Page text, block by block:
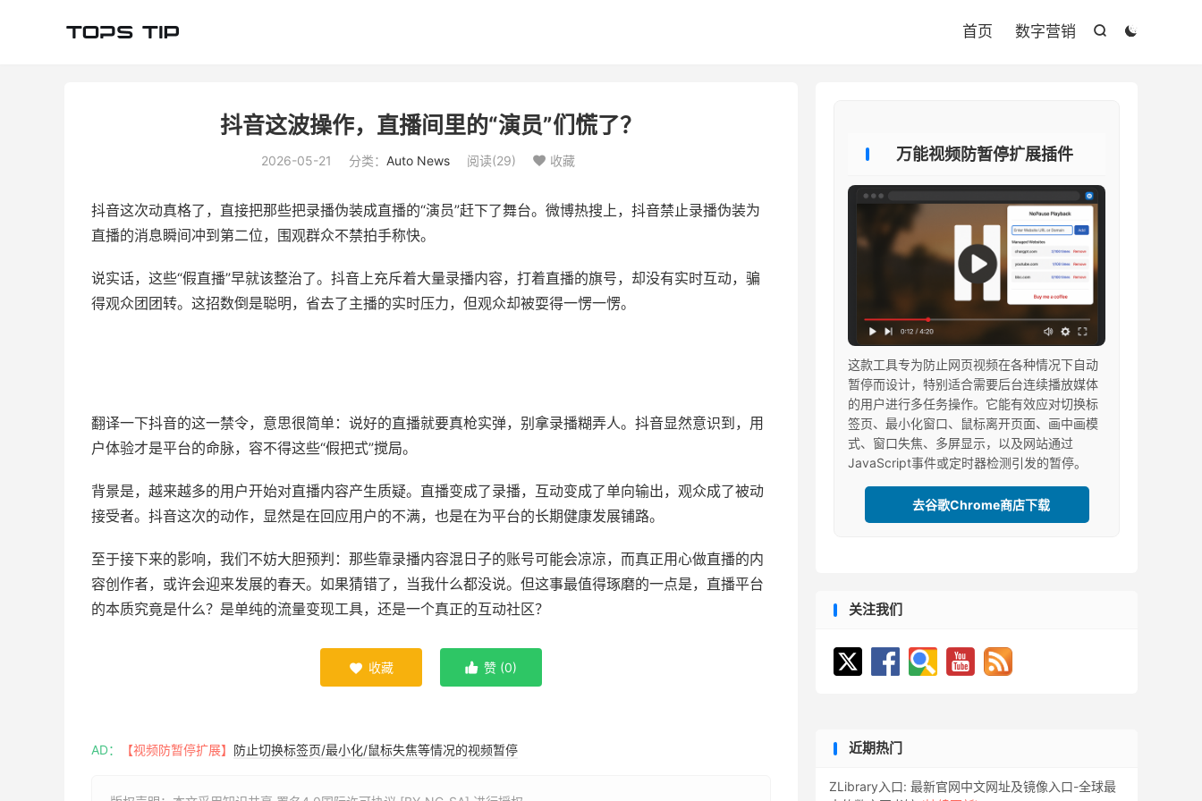


首页 数字营销
抖音这波操作，直播间里的“演员”们慌了？
2026-05-21 分类： Auto News 阅读(29)  收藏
抖音这次动真格了，直接把那些把录播伪装成直播的“演员”赶下了舞台。微博热搜上，抖音禁止录播伪装为
直播的消息瞬间冲到第二位，围观群众不禁拍手称快。
说实话，这些“假直播”早就该整治了。抖音上充斥着大量录播内容，打着直播的旗号，却没有实时互动，骗
得观众团团转。这招数倒是聪明，省去了主播的实时压力，但观众却被耍得一愣一愣。
翻译一下抖音的这一禁令，意思很简单：说好的直播就要真枪实弹，别拿录播糊弄人。抖音显然意识到，用
户体验才是平台的命脉，容不得这些“假把式”搅局。
背景是，越来越多的用户开始对直播内容产生质疑。直播变成了录播，互动变成了单向输出，观众成了被动
接受者。抖音这次的动作，显然是在回应用户的不满，也是在为平台的长期健康发展铺路。
至于接下来的影响，我们不妨大胆预判：那些靠录播内容混日子的账号可能会凉凉，而真正用心做直播的内
容创作者，或许会迎来发展的春天。如果猜错了，当我什么都没说。但这事最值得琢磨的一点是，直播平台
的本质究竟是什么？是单纯的流量变现工具，还是一个真正的互动社区？
 收藏  赞 (0)
AD： 【视频防暂停扩展】 防止切换标签页/最小化/鼠标失焦等情况的视频暂停
万能视频防暂停扩展插件
这款工具专为防止网页视频在各种情况下自动
暂停而设计，特别适合需要后台连续播放媒体
的用户进行多任务操作。它能有效应对切换标
签页、最小化窗口、鼠标离开页面、画中画模
式、窗口失焦、多屏显示，以及网站通过
JavaScript事件或定时器检测引发的暂停。
去谷歌Chrome商店下载
关注我们
近期热门
ZLibrary入口: 最新官网中文网址及镜像入口-全球最